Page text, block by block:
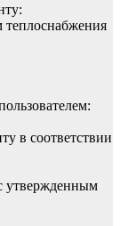
в соответствии
утвержденным